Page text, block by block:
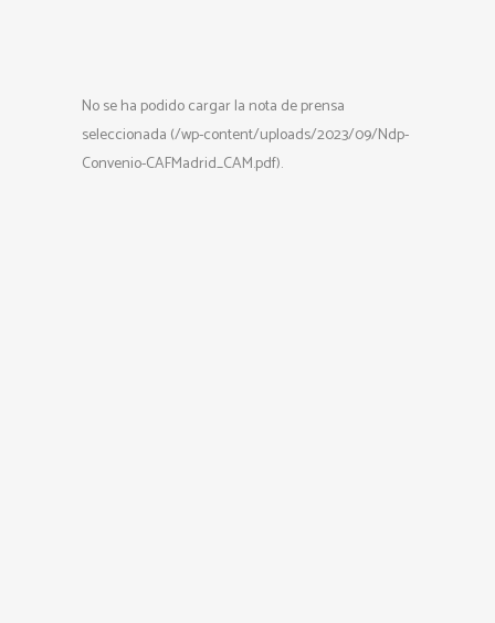
No se ha podido cargar la nota de prensa
seleccionada (/wp-content/uploads/2023/09/Ndp-
Convenio-CAFMadrid_CAM.pdf).